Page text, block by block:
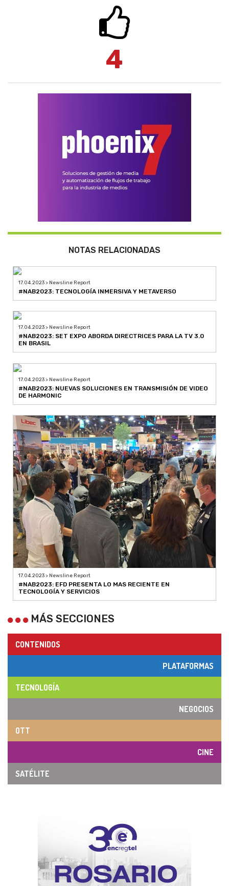
4
NOTAS RELACIONADAS
17.04.2023 > Newsline Report
#NAB2023: TECNOLOGÍA INMERSIVA Y METAVERSO
17.04.2023 > Newsline Report
#NAB2023: SET EXPO ABORDA DIRECTRICES PARA LA TV 3.0
EN BRASIL
17.04.2023 > Newsline Report
#NAB2023: NUEVAS SOLUCIONES EN TRANSMISIÓN DE VIDEO
DE HARMONIC
17.04.2023 > Newsline Report
#NAB2023: EFD PRESENTA LO MAS RECIENTE EN
TECNOLOGÍA Y SERVICIOS
MÁS SECCIONES
CONTENIDOS
PLATAFORMAS
TECNOLOGÍA
NEGOCIOS
OTT
CINE
SATÉLITE